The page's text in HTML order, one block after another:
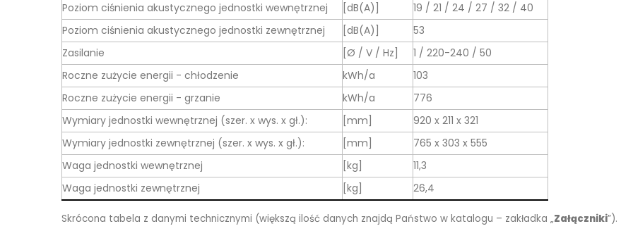
Poziom ciśnienia akustycznego jednostki wewnętrznej
[dB(A)]
19 / 21 / 24 / 27 / 32 / 40
Poziom ciśnienia akustycznego jednostki zewnętrznej
[dB(A)]
53
Zasilanie
[Ø / V / Hz]
1 / 220-240 / 50
Roczne zużycie energii - chłodzenie
kWh/a
103
Roczne zużycie energii - grzanie
kWh/a
776
Wymiary jednostki wewnętrznej (szer. x wys. x gł.):
[mm]
920 x 211 x 321
Wymiary jednostki zewnętrznej (szer. x wys. x gł.):
[mm]
765 x 303 x 555
Waga jednostki wewnętrznej
[kg]
11,3
Waga jednostki zewnętrznej
[kg] 26,4
Skrócona tabela z danymi technicznymi (większą ilość danych znajdą Państwo w katalogu – zakładka „Załączniki”).